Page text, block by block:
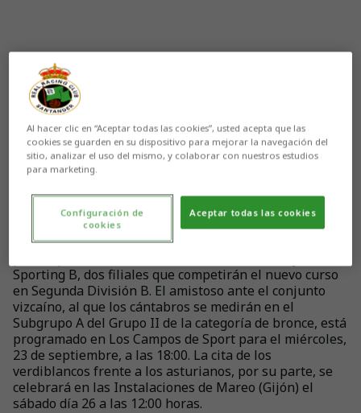
Aún no hay reacciones. ¡Sé el primero!
El Racing disputará sus dos próximos partidos de la
Sporting B, dos filiales que competirán el nuevo curso
en Segunda División B. El amistoso ante el conjunto
vizcaíno, al que los cántabros se medirán en el
Subgrupo A del Grupo II de la categoría de bronce, está
programado en Los Campos de Sport para el miércoles,
23 de septiembre, a las 18:00. La cita de los
verdiblancos frente a los asturianos, por su parte, se
celebrará en las Instalaciones de Mareo (Gijón) el
sábado día 26 a las 12:00 horas.
Al hacer clic en “Aceptar todas las cookies”, usted acepta que las
cookies se guarden en su dispositivo para mejorar la navegación del
sitio, analizar el uso del mismo, y colaborar con nuestros estudios
para marketing.
Aceptar todas las cookies
Configuración de
cookies